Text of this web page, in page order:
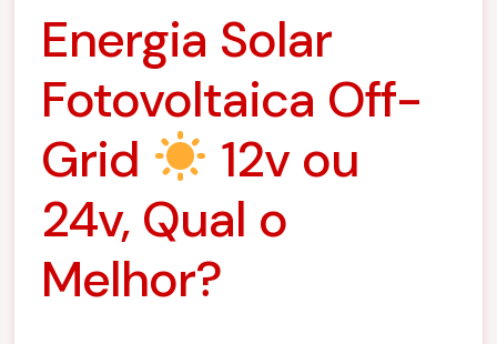
Energia Solar
Fotovoltaica Off-
Grid
12v ou
24v, Qual o
Melhor?